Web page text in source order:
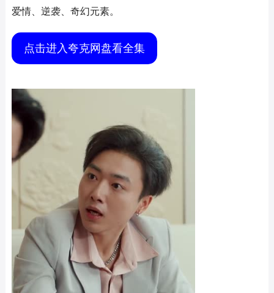
爱情、逆袭、奇幻元素。
点击进入夸克网盘看全集